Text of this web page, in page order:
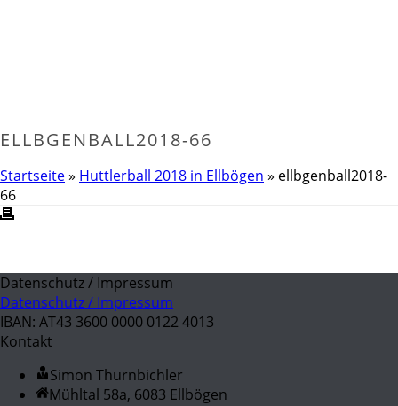
ELLBGENBALL2018-66
Startseite» Huttlerball 2018 in Ellbögen » ellbgenball2018-
66
Datenschutz / Impressum
Datenschutz / Impressum
IBAN: AT43 3600 0000 0122 4013
Kontakt
Simon Thurnbichler
Mühltal 58a, 6083 Ellbögen